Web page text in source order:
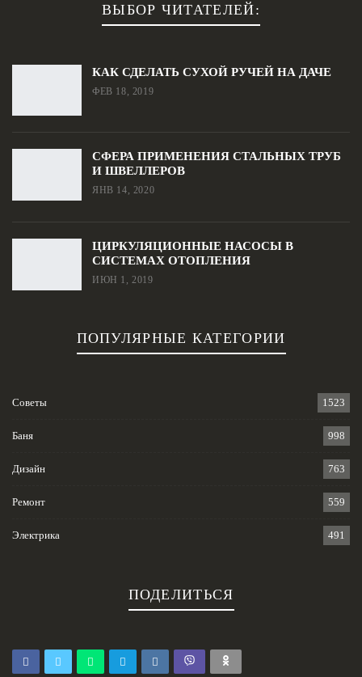
ВЫБОР ЧИТАТЕЛЕЙ:
КАК СДЕЛАТЬ СУХОЙ РУЧЕЙ НА ДАЧЕ
ФЕВ 18, 2019
СФЕРА ПРИМЕНЕНИЯ СТАЛЬНЫХ ТРУБ
И ШВЕЛЛЕРОВ
ЯНВ 14, 2020
ЦИРКУЛЯЦИОННЫЕ НАСОСЫ В
СИСТЕМАХ ОТОПЛЕНИЯ
ИЮН 1, 2019
ПОПУЛЯРНЫЕ КАТЕГОРИИ
Советы 1523
Баня 998
Дизайн 763
Ремонт 559
Электрика 491
ПОДЕЛИТЬСЯ